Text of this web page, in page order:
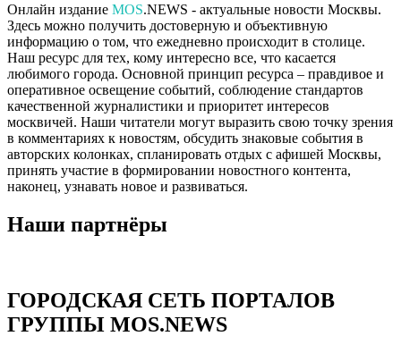
Онлайн издание MOS.NEWS - актуальные новости Москвы.
Здесь можно получить достоверную и объективную
информацию о том, что ежедневно происходит в столице.
Наш ресурс для тех, кому интересно все, что касается
любимого города. Основной принцип ресурса – правдивое и
оперативное освещение событий, соблюдение стандартов
качественной журналистики и приоритет интересов
москвичей. Наши читатели могут выразить свою точку зрения
в комментариях к новостям, обсудить знаковые события в
авторских колонках, спланировать отдых с афишей Москвы,
принять участие в формировании новостного контента,
наконец, узнавать новое и развиваться.
Наши партнёры
ГОРОДСКАЯ СЕТЬ ПОРТАЛОВ
ГРУППЫ MOS.NEWS